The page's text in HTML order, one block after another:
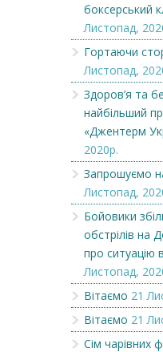
боксерський
Листопад,
Гортаючи
Листопад,
Здоров’я та
найбільший
«Джентерм
2020р.
Запрошуємо
Листопад,
Бойовики
обстрілів на
про ситуацію
Листопад,
Вітаємо 21
Вітаємо 21
Сім чарівних